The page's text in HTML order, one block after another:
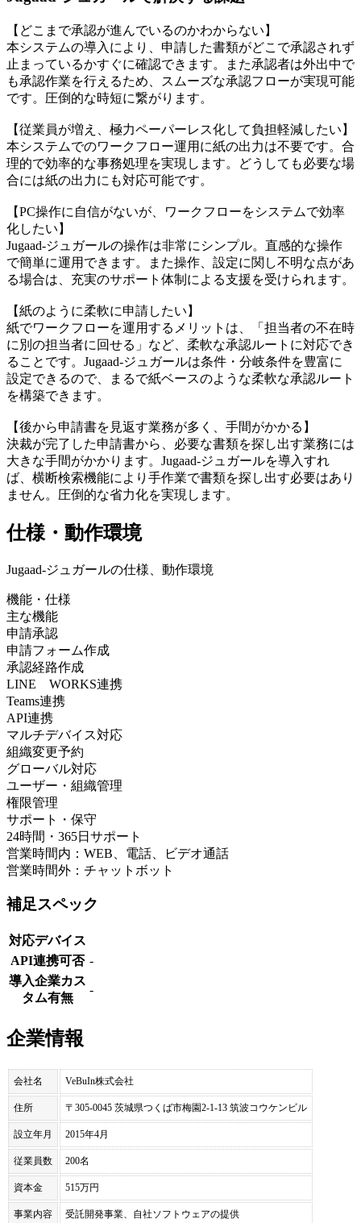
【どこまで承認が進んでいるのかわからない】
本システムの導入により、申請した書類がどこで承認されず
止まっているかすぐに確認できます。また承認者は外出中で
も承認作業を行えるため、スムーズな承認フローが実現可能
です。圧倒的な時短に繋がります。
【従業員が増え、極力ペーパーレス化して負担軽減したい】
本システムでのワークフロー運用に紙の出力は不要です。合
理的で効率的な事務処理を実現します。どうしても必要な場
合には紙の出力にも対応可能です。
【PC操作に自信がないが、ワークフローをシステムで効率
化したい】
Jugaad-ジュガールの操作は非常にシンプル。直感的な操作
で簡単に運用できます。また操作、設定に関し不明な点があ
る場合は、充実のサポート体制による支援を受けられます。
【紙のように柔軟に申請したい】
紙でワークフローを運用するメリットは、「担当者の不在時
に別の担当者に回せる」など、柔軟な承認ルートに対応でき
ることです。Jugaad-ジュガールは条件・分岐条件を豊富に
設定できるので、まるで紙ベースのような柔軟な承認ルート
を構築できます。
【後から申請書を見返す業務が多く、手間がかかる】
決裁が完了した申請書から、必要な書類を探し出す業務には
大きな手間がかかります。Jugaad-ジュガールを導入すれ
ば、横断検索機能により手作業で書類を探し出す必要はあり
ません。圧倒的な省力化を実現します。
仕様・動作環境
Jugaad-ジュガールの仕様、動作環境
機能・仕様
主な機能
申請承認
申請フォーム作成
承認経路作成
LINE WORKS連携
Teams連携
API連携
マルチデバイス対応
組織変更予約
グローバル対応
ユーザー・組織管理
権限管理
サポート・保守
24時間・365日サポート
営業時間内：WEB、電話、ビデオ通話
営業時間外：チャットボット
補足スペック
対応デバイス
API連携可否 -
導入企業カス
タム有無
-
企業情報
会社名 VeBuIn株式会社
住所 〒305-0045 茨城県つくば市梅園2-1-13 筑波コウケンビル
設立年月 2015年4月
従業員数 200名
資本金 515万円
事業内容 受託開発事業、自社ソフトウェアの提供